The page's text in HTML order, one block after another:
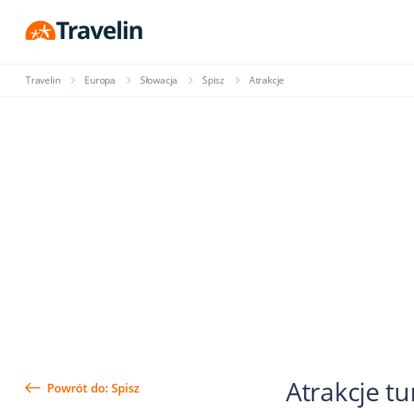
Travelin Europa Słowacja Spisz Atrakcje
Powrót do: Spisz Atrakcje